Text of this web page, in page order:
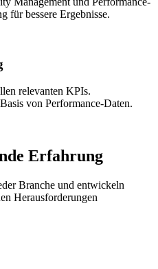
für bessere Ergebnisse.
relevanten KPIs.
von Performance-Daten.
Erfahrung
Branche und entwickeln
Herausforderungen